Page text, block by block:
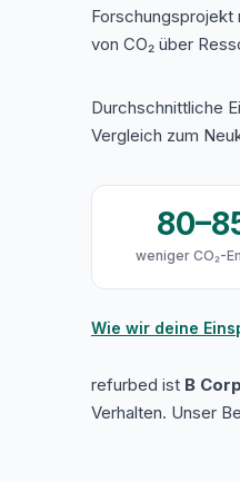
Forschungsprojekt
von CO₂ über
Durchschnittliche
Vergleich zum
weniger CO₂-
Wie wir deine
refurbed ist B
Verhalten. Unser